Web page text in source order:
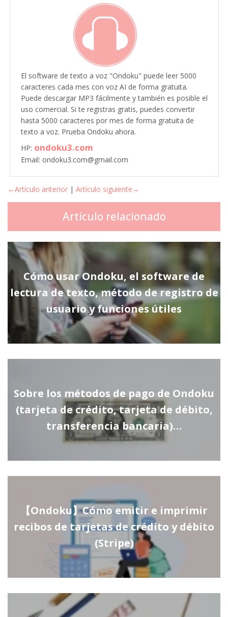
El software de texto a voz "Ondoku" puede leer 5000
caracteres cada mes con voz AI de forma gratuita.
Puede descargar MP3 fácilmente y también es posible el
uso comercial. Si te registras gratis, puedes convertir
hasta 5000 caracteres por mes de forma gratuita de
texto a voz. Prueba Ondoku ahora.
HP: ondoku3.com
Email: ondoku3.com@gmail.com
←Artículo anterior | Artículo siguiente→
Artículo relacionado
Cómo usar Ondoku, el software de
lectura de texto, método de registro de
usuario y funciones útiles
Sobre los métodos de pago de Ondoku
(tarjeta de crédito, tarjeta de débito,
transferencia bancaria)…
【Ondoku】Cómo emitir e imprimir
recibos de tarjetas de crédito y débito
(Stripe)